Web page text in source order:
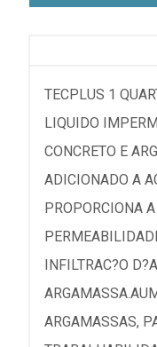
TECPLUS 1
LIQUIDO
CONCRETO E
ADICIONADO A
PROPORCIONA
INFILTRAC?O
ARGAMASSAS,